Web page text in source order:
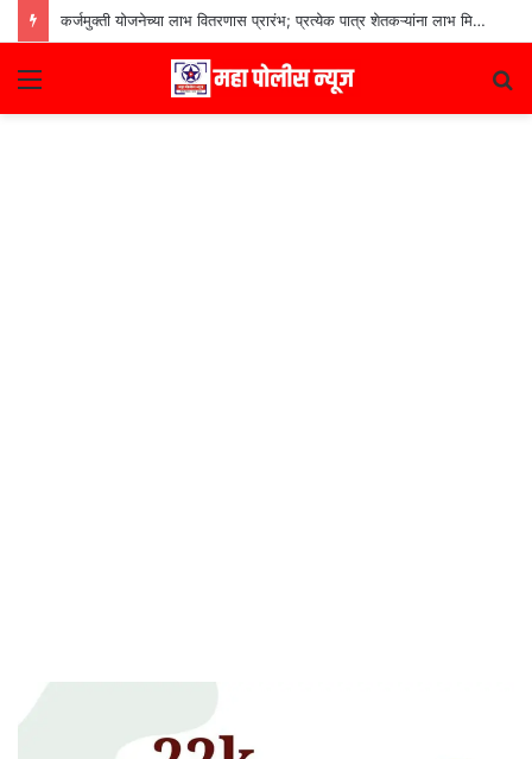
कर्जमुक्ती योजनेच्या लाभ वितरणास प्रारंभ; प्रत्येक पात्र शेतकऱ्यांना लाभ मिळणार– मुख्यमंत्री देवेंद्र फडणवीस
Menu